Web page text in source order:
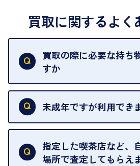
買取に関するよく
買取の際に必要な持ち
すか
本人確認書類をご用意くださ
類はこちらをご確認ください
未成年ですが利用でき
18歳未満の方は、保護者の同
ただけません。
指定した喫茶店など、
場所で査定してもらえ